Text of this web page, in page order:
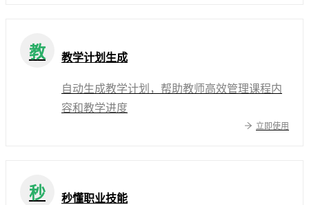
教 教学计划生成
自动生成教学计划，帮助教师高效管理课程内
容和教学进度
立即使用
秒 秒懂职业技能